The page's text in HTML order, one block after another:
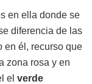
en ella donde se
diferencia de las
en él, recurso que
zona rosa y en
el verde